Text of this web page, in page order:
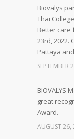
Biovalys
Thai
Better care
23rd, 2022.
Pattaya
SEPTEMBER
BIOVALYS
great
Award.
AUGUST 26,